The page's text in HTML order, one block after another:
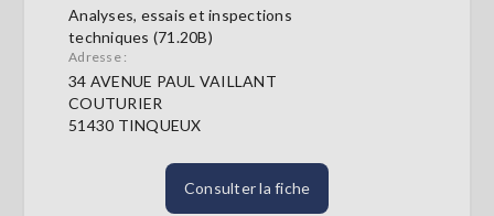
Analyses, essais et inspections
techniques (71.20B)
Adresse :
34 AVENUE PAUL VAILLANT
COUTURIER
51430 TINQUEUX
Consulter la fiche